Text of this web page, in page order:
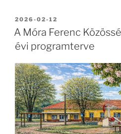
BEKÜLDVE:
2026-02-12
A Móra Ferenc
évi programterve